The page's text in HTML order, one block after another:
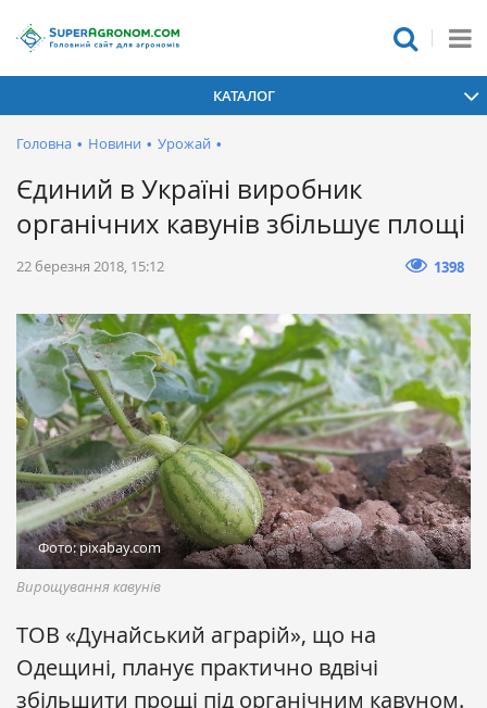
КАТАЛОГ
Головна • Новини • Урожай •
Єдиний в Україні виробник
органічних кавунів збільшує площі
22 березня 2018, 15:12 1398
Фото: pixabay.com
Вирощування кавунів
ТОВ «Дунайський аграрій», що на
Одещині, планує практично вдвічі
збільшити прощі під органічним кавуном.